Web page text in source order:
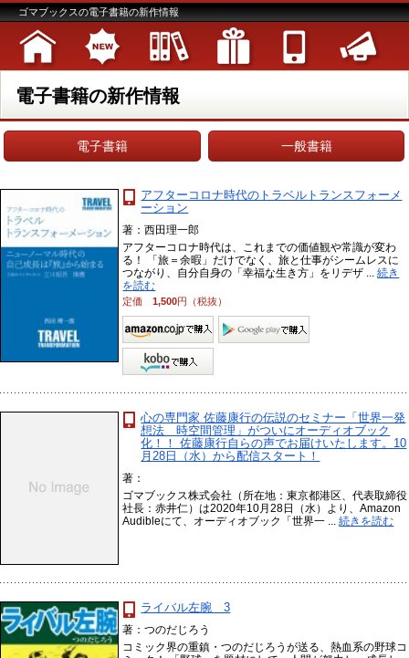
ゴマブックスの電子書籍の新作情報
電子書籍の新作情報
電子書籍 一般書籍
アフターコロナ時代のトラベルトランスフォーメ
ーション
著：西田理一郎
アフターコロナ時代は、これまでの価値観や常識が変わ
る！ 「旅＝余暇」だけでなく、旅と仕事がシームレスに
つながり、自分自身の「幸福な生き方」をリデザ ...続き
を読む
定価1,500円（税抜）
心の専門家 佐藤康行の伝説のセミナー「世界一発
想法 時空間管理」がついにオーディオブック
化！！ 佐藤康行自らの声でお届けいたします。10
月28日（水）から配信スタート！
著：
ゴマブックス株式会社（所在地：東京都港区、代表取締役
社長：赤井仁）は2020年10月28日（水）より、Amazon
Audibleにて、オーディオブック「世界一 ...続きを読む
ライバル左腕 3
著：つのだじろう
コミック界の重鎮・つのだじろうが送る、熱血系の野球コ